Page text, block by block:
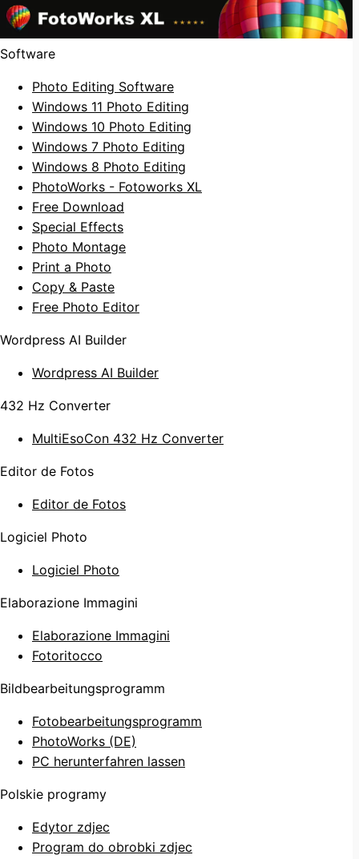
Software
Photo Editing Software
Windows 11 Photo Editing
Windows 10 Photo Editing
Windows 7 Photo Editing
Windows 8 Photo Editing
PhotoWorks - Fotoworks XL
Free Download
Special Effects
Photo Montage
Print a Photo
Copy & Paste
Free Photo Editor
Wordpress AI Builder
Wordpress AI Builder
432 Hz Converter
MultiEsoCon 432 Hz Converter
Editor de Fotos
Editor de Fotos
Logiciel Photo
Logiciel Photo
Elaborazione Immagini
Elaborazione Immagini
Fotoritocco
Bildbearbeitungsprogramm
Fotobearbeitungsprogramm
PhotoWorks (DE)
PC herunterfahren lassen
Polskie programy
Edytor zdjec
Program do obrobki zdjec